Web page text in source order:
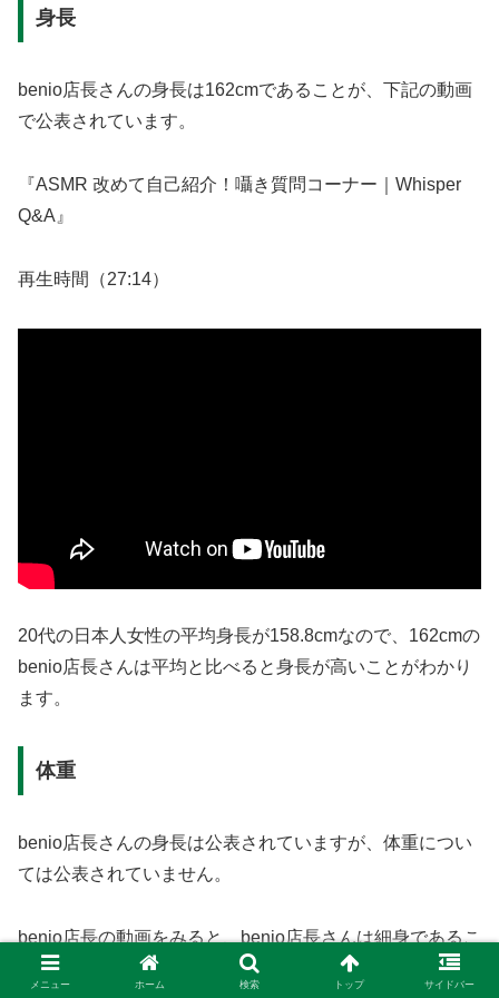
身長
benio店長さんの身長は162cmであることが、下記の動画
で公表されています。
『ASMR 改めて自己紹介！囁き質問コーナー｜Whisper
Q&A』
再生時間（27:14）
20代の日本人女性の平均身長が158.8cmなので、162cmの
benio店長さんは平均と比べると身長が高いことがわかり
ます。
体重
benio店長さんの身長は公表されていますが、体重につい
ては公表されていません。
benio店長の動画をみると、benio店長さんは細身であるこ
とが分かります。
メニュー ホーム 検索 トップ サイドバー